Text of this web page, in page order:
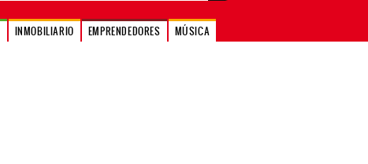
INMOBILIARIO EMPRENDEDORES MÚSICA